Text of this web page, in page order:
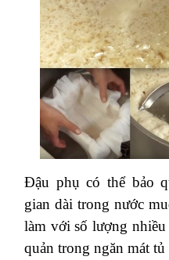
Đậu phụ có thể bảo
gian dài trong nước
làm với số lượng nhiều
quản trong ngăn mát tủ